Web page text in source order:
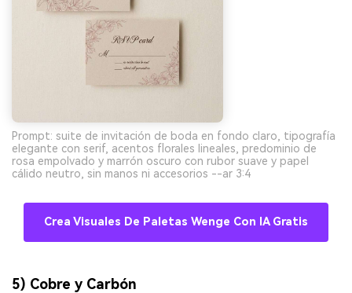
Prompt: suite de invitación de boda en fondo claro, tipografía
elegante con serif, acentos florales lineales, predominio de
rosa empolvado y marrón oscuro con rubor suave y papel
cálido neutro, sin manos ni accesorios --ar 3:4
Crea Visuales De Paletas Wenge Con IA Gratis
5) Cobre y Carbón